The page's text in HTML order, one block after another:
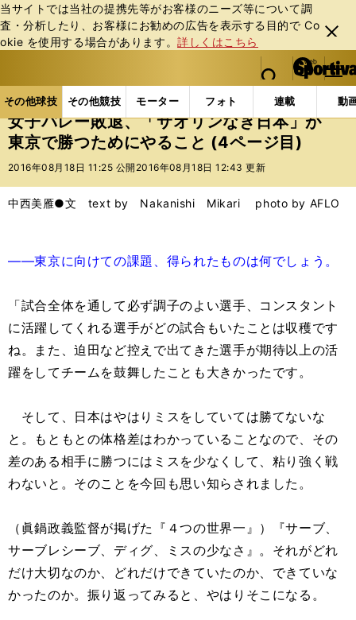
当サイトでは当社の提携先等がお客様のニーズ等について調
査・分析したり、お客様にお勧めの広告を表⽰する⽬的で Co
okie を使⽤する場合があります。詳しくはこちら
閉じ
る
web Sportiva (webスポルティーバ)
検索
マイペ
ー
ジ
メニュ
その他球技 その他競技 モーター フォト 連載 動
ス
ポ
ル
バ
その他球技の記事一覧 バレー 女子バレー敗退、「
女子バレー敗退、「サオリンなき日本」が
東京で勝つためにやること (4ページ目)
2016年08月18日 11:25 公開 2016年08月18日 12:43 更新
中西美雁●文 text by Nakanishi Mikari photo by AFLO
――東京に向けての課題、得られたものは何でしょう。
「試合全体を通して必ず調子のよい選手、コンスタント
に活躍してくれる選手がどの試合もいたことは収穫です
ね。また、迫田など控えで出てきた選手が期待以上の活
躍をしてチームを鼓舞したことも大きかったです。
そして、日本はやはりミスをしていては勝てないな
と。もともとの体格差はわかっていることなので、その
差のある相手に勝つにはミスを少なくして、粘り強く戦
わないと。そのことを今回も思い知らされました。
（眞鍋政義監督が掲げた『４つの世界一』）『サーブ、
サーブレシーブ、ディグ、ミスの少なさ』。それがどれ
だけ大切なのか、どれだけできていたのか、できていな
かったのか。振り返ってみると、やはりそこになる。